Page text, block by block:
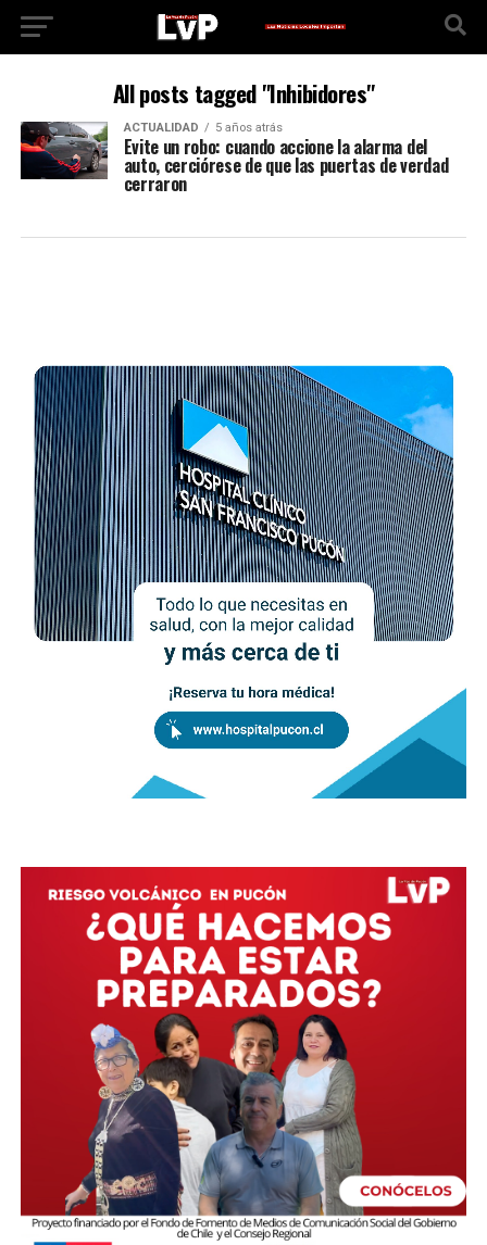
All posts tagged "Inhibidores"
ACTUALIDAD 5 años atrás
Evite un robo: cuando accione la alarma del
auto, cerciórese de que las puertas de verdad
cerraron